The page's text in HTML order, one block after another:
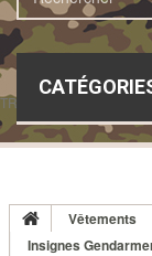
TRANSLATE THIS PAGE
Vêtements
Insignes